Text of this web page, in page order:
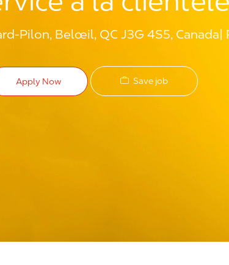
Pilon, Belœil, QC J3G 4S5, Canada
Apply Now Save job